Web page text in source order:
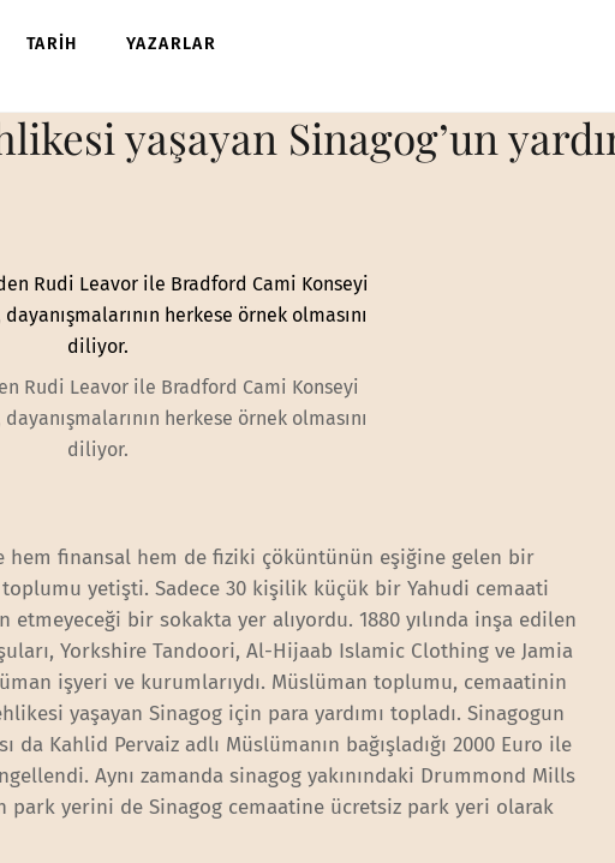
TARİH YAZARLAR
yaşayan Sinagog’un
Rudi Leavor ile Bradford Cami Konseyi
herkese örnek olmasını
diliyor.
hem finansal hem de fiziki çöküntünün eşiğine gelen bir
toplumu yetişti. Sadece 30 kişilik küçük bir Yahudi cemaati
bir sokakta yer alıyordu. 1880 yılında inşa edilen
Yorkshire Tandoori, Al-Hijaab Islamic Clothing ve Jamia
işyeri ve kurumlarıydı. Müslüman toplumu, cemaatinin
yaşayan Sinagog için para yardımı topladı. Sinagogun
da Kahlid Pervaiz adlı Müslümanın bağışladığı 2000 Euro ile
Aynı zamanda sinagog yakınındaki Drummond Mills
park yerini de Sinagog cemaatine ücretsiz park yeri olarak